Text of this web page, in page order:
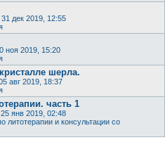
31 дек 2019, 12:55
ноя 2019, 15:20
шерла.
авг 2019, 18:37
часть 1
25 янв 2019, 02:48
литотерапии и консультации со